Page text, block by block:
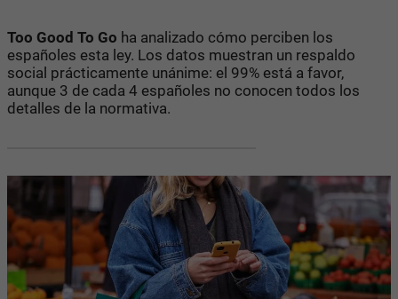
Too Good To Go ha analizado cómo perciben los
españoles esta ley. Los datos muestran un respaldo
social prácticamente unánime: el 99% está a favor,
aunque 3 de cada 4 españoles no conocen todos los
detalles de la normativa.